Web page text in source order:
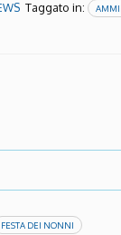
Taggato in:
FESTA DEI NONNI